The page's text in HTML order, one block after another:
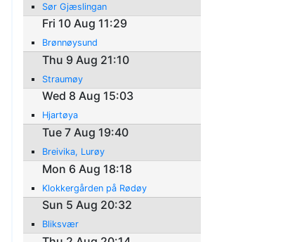
Sør Gjæslingan
Fri 10 Aug 11:29
Brønnøysund
Thu 9 Aug 21:10
Straumøy
Wed 8 Aug 15:03
Hjartøya
Tue 7 Aug 19:40
Breivika, Lurøy
Mon 6 Aug 18:18
Klokkergården på Rødøy
Sun 5 Aug 20:32
Bliksvær